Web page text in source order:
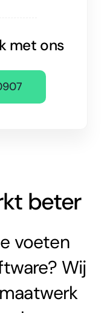
met ons
beter
voeten
Wij